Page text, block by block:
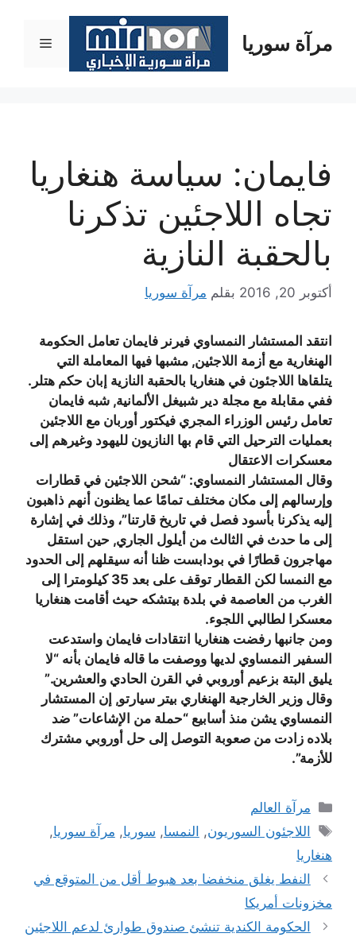
المحتوىمرآة سوريا القائمة
فايمان: سياسة هنغاريا
تجاه اللاجئين تذكرنا
بالحقبة النازية
أكتوبر 20, 2016 بقلم مرآة سوريا
انتقد المستشار النمساوي فيرنر فايمان تعامل الحكومة
الهنغارية مع أزمة اللاجئين, مشبها فيها المعاملة التي
يتلقاها اللاجئون في هنغاريا بالحقبة النازية إبان حكم هتلر.
ففي مقابلة مع مجلة دير شبيغل الألمانية, شبه فايمان
تعامل رئيس الوزراء المجري فيكتور أوربان مع اللاجئين
بعمليات الترحيل التي قام بها النازيون لليهود وغيرهم إلى
معسكرات الاعتقال
وقال المستشار النمساوي: “شحن اللاجئين في قطارات
وإرسالهم إلى مكان مختلف تمامًا عما يظنون أنهم ذاهبون
إليه يذكرنا بأسود فصل في تاريخ قارتنا”، وذلك في إشارة
إلى ما حدث في الثالث من أيلول الجاري, حين استقل
مهاجرون قطارًا في بودابست ظنا أنه سيقلهم إلى الحدود
مع النمسا لكن القطار توقف على بعد 35 كيلومترا إلى
الغرب من العاصمة في بلدة بيتشكه حيث أقامت هنغاريا
معسكرا لطالبي اللجوء.
ومن جانبها رفضت هنغاريا انتقادات فايمان واستدعت
السفير النمساوي لديها ووصفت ما قاله فايمان بأنه “لا
يليق البتة بزعيم أوروبي في القرن الحادي والعشرين.”
وقال وزير الخارجية الهنغاري بيتر سيارتو, إن المستشار
النمساوي يشن منذ أسابيع “حملة من الإشاعات” ضد
بلاده زادت من صعوبة التوصل إلى حل أوروبي مشترك
للأزمة”.
التصنيفات
مرآة العالم
الوسوم
اللاجئون السوريون, النمسا, سوريا, مرآة سوريا,
هنغاريا
النفط يغلق منخفضا بعد هبوط أقل من المتوقع في
مخزونات أمريكا
الحكومة الكندية تنشئ صندوق طوارئ لدعم اللاجئين